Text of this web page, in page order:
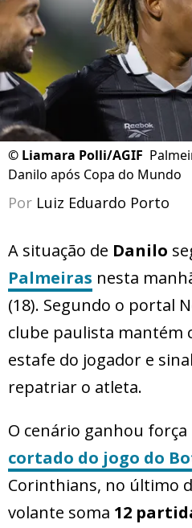
© Liamara Polli/AGIF
Danilo após Copa do Mundo
Por Luiz Eduardo Porto
A situação de Danilo
Palmeiras nesta
(18). Segundo o portal
clube paulista mantém
estafe do jogador e
repatriar o atleta.
O cenário ganhou
cortado do jogo do
Corinthians, no último
volante soma 12